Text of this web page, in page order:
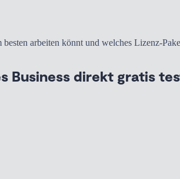
arbeiten könnt und welches Lizenz-
Business direkt gratis